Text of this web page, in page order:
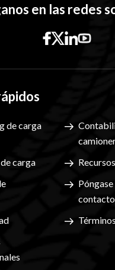
en las redes
de carga
carga
Recursos
Póngase
Términos